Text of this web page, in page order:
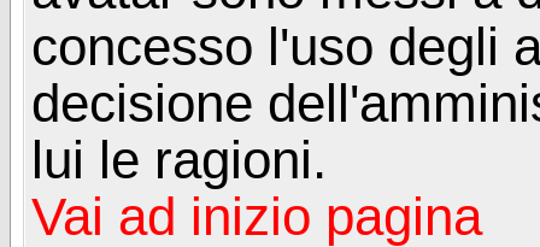
concesso l'uso degli
decisione
lui le ragioni.
Vai ad inizio pagina